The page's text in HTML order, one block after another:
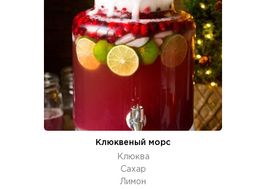
Клюквеный морс
Клюква
Сахар
Лимон